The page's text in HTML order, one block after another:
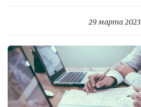
29 марта 2023